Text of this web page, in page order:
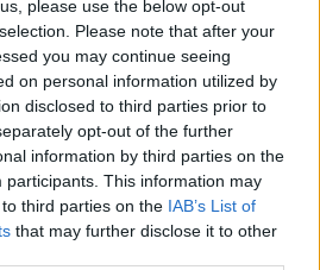
please use the below opt-out
Please note that after your
you may continue seeing
on personal information utilized by
disclosed to third parties prior to
opt-out of the further
information by third parties on the
participants. This information may
third parties on the IAB’s List of
that may further disclose it to other